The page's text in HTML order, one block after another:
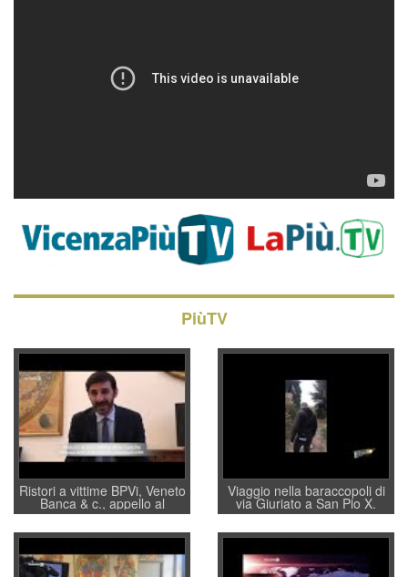
PiùTV
Ristori a vittime BPVi, Veneto
Banca & c., appello al
sottosegretario Alessio
Villarosa: per mettere ordine
convochi con Di Maio CNCU
a supporto della cabina di
regia al Mef
Viaggio nella baraccopoli di
via Giuriato a San Pio X.
Vicenza ai Vicentini: “faremo
un regalo di Natale ai
residenti”